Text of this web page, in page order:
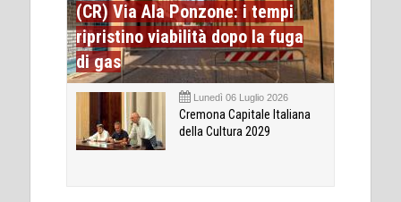
(CR) Via Ala Ponzone: i tempi
ripristino viabilità dopo la fuga
di gas
Lunedì 06 Luglio 2026
Cremona Capitale Italiana
della Cultura 2029